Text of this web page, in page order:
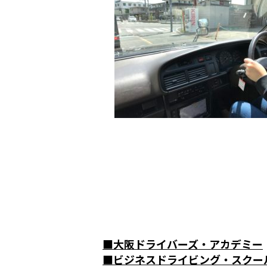
■大阪ドライバーズ・アカデミー
■ビジネスドライビング・スクー